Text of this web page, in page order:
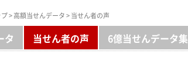
>高額当せんデータ> 当せん者の声
タ 当せん者の声 6億当せんデータ集